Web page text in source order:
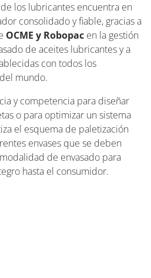
los lubricantes encuentra en
consolidado y fiable, gracias a
OCME y Robopac en la gestión
de aceites lubricantes y a
con todos los
mundo.
y competencia para diseñar
o para optimizar un sistema
el esquema de paletización
envases que se deben
de envasado para
hasta el consumidor.